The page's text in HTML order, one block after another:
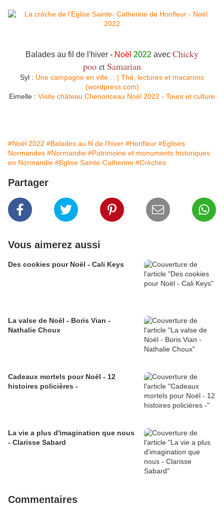
Balades au fil de l'hiver - Noël 2022 avec Chicky
poo et Samarian
Syl : Une campagne en ville… | Thé, lectures et macarons
(wordpress.com)
Eimelle : Visite château Chenonceau Noël 2022 - Tours et culture
#Noël 2022 #Balades au fil de l'hiver #Honfleur #Eglises
Normandes #Normandie #Patrimoine et monuments historiques
en Normandie #Eglise Sainte-Catherine #Crèches
Partager
Vous aimerez aussi
Des cookies pour Noël - Cali Keys
La valse de Noël - Boris Vian -
Nathalie Choux
Cadeaux mortels pour Noël - 12
histoires policières -
La vie a plus d'imagination que nous
- Clarisse Sabard
Commentaires